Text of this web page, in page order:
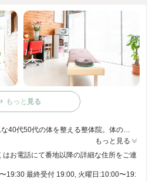
もっと見る
もっと見る
はお電話にて番地以降の詳細な住所をご連
19:30 最終受付 19:00, 火曜日:10:00〜19: